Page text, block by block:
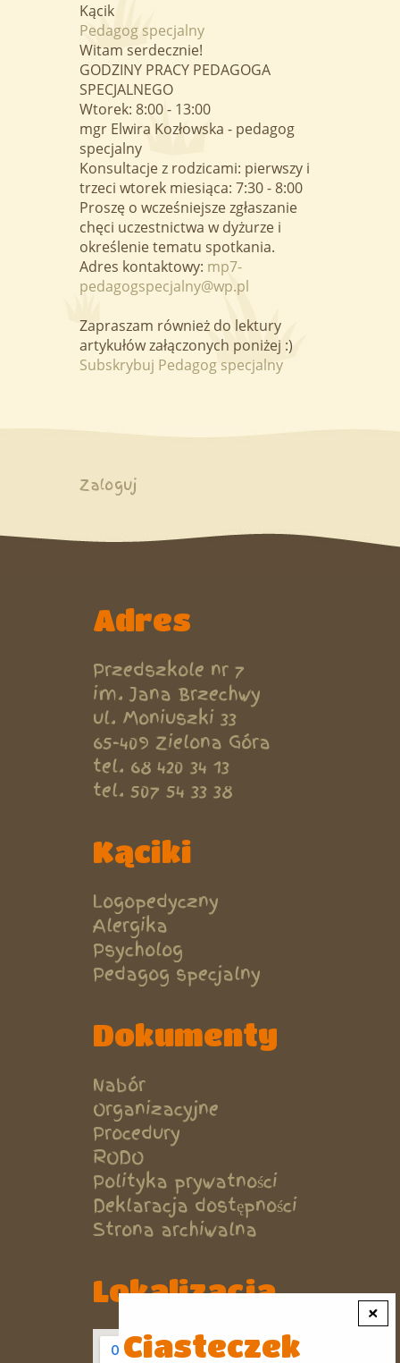
Kącik
Pedagog specjalny
Witam serdecznie!
GODZINY PRACY PEDAGOGA
SPECJALNEGO
Wtorek: 8:00 - 13:00
mgr Elwira Kozłowska - pedagog
specjalny
Konsultacje z rodzicami: pierwszy i
trzeci wtorek miesiąca: 7:30 - 8:00
Proszę o wcześniejsze zgłaszanie
chęci uczestnictwa w dyżurze i
określenie tematu spotkania.
Adres kontaktowy: mp7-
pedagogspecjalny@wp.pl
Zapraszam również do lektury
artykułów załączonych poniżej :)
Subskrybuj Pedagog specjalny
Menu
użytkownika
Zaloguj
Adres
Przedszkole nr 7
im. Jana Brzechwy
ul. Moniuszki 33
65-409 Zielona Góra
tel. 68 420 34 13
tel. 507 54 33 38
Kąciki
Logopedyczny
Alergika
Psycholog
Pedagog specjalny
Dokumenty
Nabór
Organizacyjne
Procedury
RODO
Polityka prywatności
Deklaracja dostępności
Strona archiwalna
Lokalizacja
×
Ciasteczek